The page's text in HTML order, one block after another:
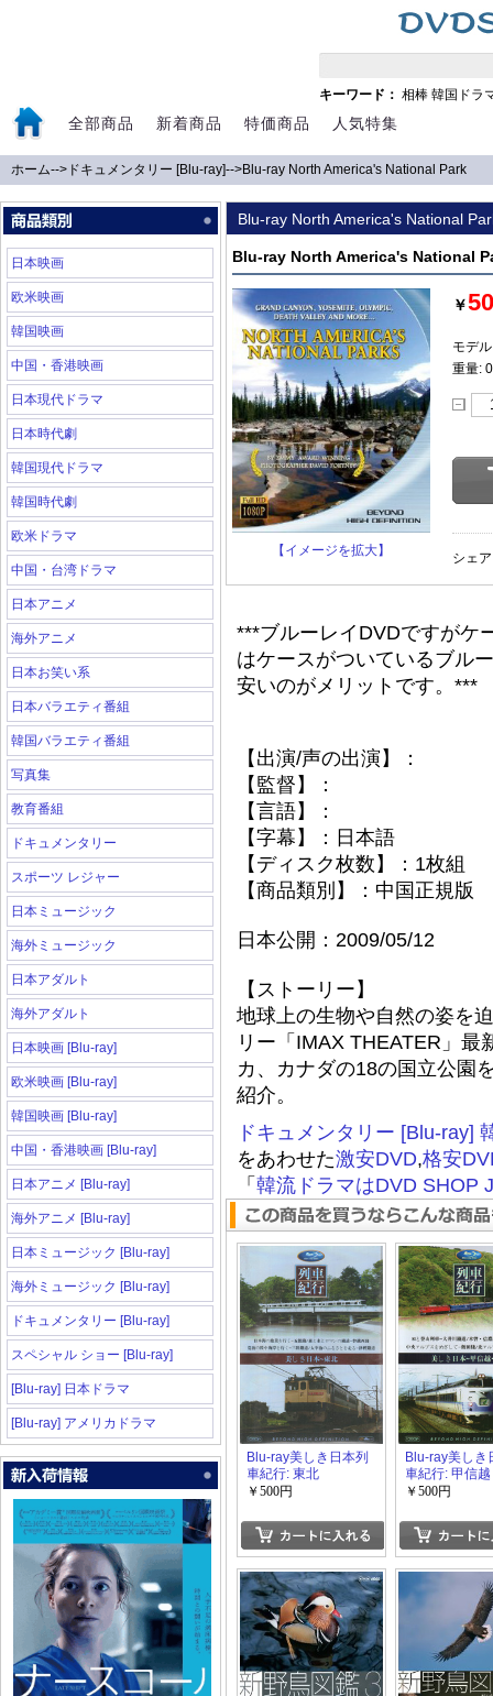
キーワード： 相棒 韓国ドラ
全部商品 新着商品 特価商品 人気特集
ホーム--> ドキュメンタリー [Blu-ray]-->Blu-ray North America's National Park
日本映画
欧米映画
韓国映画
中国・香港映画
日本現代ドラマ
日本時代劇
韓国現代ドラマ
韓国時代劇
欧米ドラマ
中国・台湾ドラマ
日本アニメ
海外アニメ
日本お笑い系
日本バラエティ番組
韓国バラエティ番組
写真集
教育番組
ドキュメンタリー
スポーツ レジャー
日本ミュージック
海外ミュージック
日本アダルト
海外アダルト
日本映画 [Blu-ray]
欧米映画 [Blu-ray]
韓国映画 [Blu-ray]
中国・香港映画 [Blu-ray]
日本アニメ [Blu-ray]
海外アニメ [Blu-ray]
日本ミュージック [Blu-ray]
海外ミュージック [Blu-ray]
ドキュメンタリー [Blu-ray]
スペシャル ショー [Blu-ray]
[Blu-ray] 日本ドラマ
[Blu-ray] アメリカドラマ
Blu-ray North America's National
Blu-ray North America's National
【イメージを拡大】
￥
モデ
重量:
シェ
***ブルーレイDVDですがケ
はケースがついているブル
安いのがメリットです。***
【出演/声の出演】：
【監督】：
【言語】：
【字幕】：日本語
【ディスク枚数】：1枚組
【商品類別】：中国正規版
日本公開：2009/05/12
【ストーリー】
地球上の生物や自然の姿を
リー「IMAX THEATER」
カ、カナダの18の国立公園
紹介。
ドキュメンタリー [Blu-ray]
をあわせた激安DVD,格安
「 韓流ドラマはDVD SHOP
Blu-ray美しき日本列
車紀行: 東北
￥500円
Blu-ray美しき
車紀行: 甲信
￥500円